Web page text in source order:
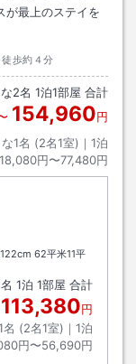
が最上のステイを
歩約４分
2名 1泊1部屋 合計
154,960円
1名 (2名1室)｜ 1泊
18,080円〜77,480円
62平米11平
名 1泊 1部屋 合計
113,380円
名 (2名1室)｜ 1泊
円〜56,690円